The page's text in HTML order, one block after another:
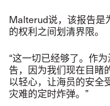
Malterud说，该报告是
的权利之间划清界限。
“这一切已经够了。作
告，因为我们现在目睹
以轻心，让海员的安全
灾难的定时炸弹。 ”